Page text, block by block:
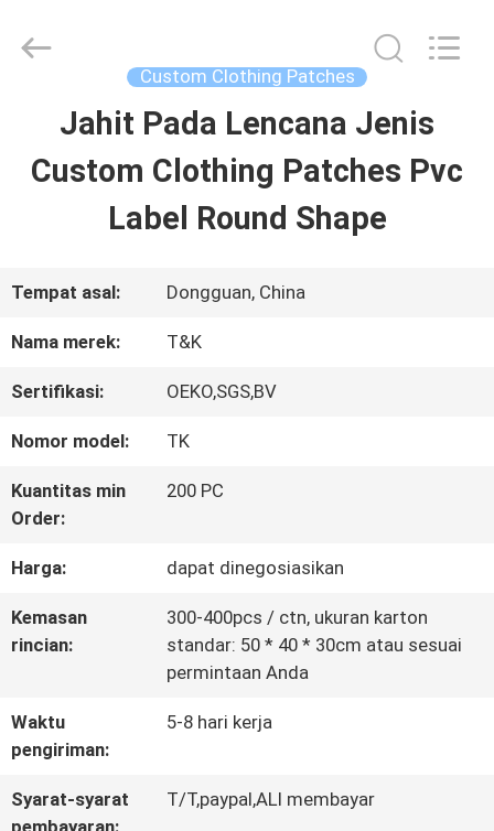
RUMAH
PRODUK
TENTANG
KITA
WISATA
PABRIK
KUALITAS
KAMI
BERITA
Garment
Accessories
Custom Clothing Patches
Jahit Pada Lencana Jenis
Custom Clothing Patches Pvc
Label Round Shape
Tempat asal: Dongguan, China
Nama merek: T&K
Sertifikasi: OEKO,SGS,BV
Nomor model: TK
Kuantitas min
Order:
200 PC
Harga: dapat dinegosiasikan
Kemasan
rincian:
300-400pcs / ctn, ukuran karton
standar: 50 * 40 * 30cm atau sesuai
permintaan Anda
Waktu
pengiriman:
5-8 hari kerja
Syarat-syarat
T/T,paypal,ALI membayar